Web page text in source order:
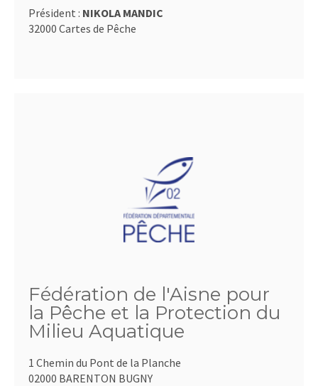
Président : NIKOLA MANDIC
32000 Cartes de Pêche
Fédération de l'Aisne pour
la Pêche et la Protection du
Milieu Aquatique
1 Chemin du Pont de la Planche
02000 BARENTON BUGNY